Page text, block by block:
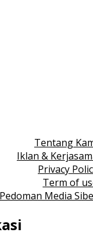
Tentang
Iklan &
Privacy
Term of
Pedoman Media